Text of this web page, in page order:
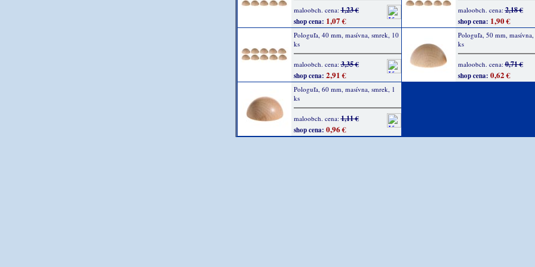
maloobch. cena:1,23 €
shop cena: 1,07 €
maloobch. cena:2,18 €
shop cena: 1,90 €
Pologuľa, 40 mm, masívna, smrek, 10
ks
maloobch. cena:3,35 €
shop cena: 2,91 €
Pologuľa, 50 mm, masívna,
ks
maloobch. cena:0,71 €
shop cena: 0,62 €
Pologuľa, 60 mm, masívna, smrek, 1
ks
maloobch. cena:1,11 €
shop cena: 0,96 €